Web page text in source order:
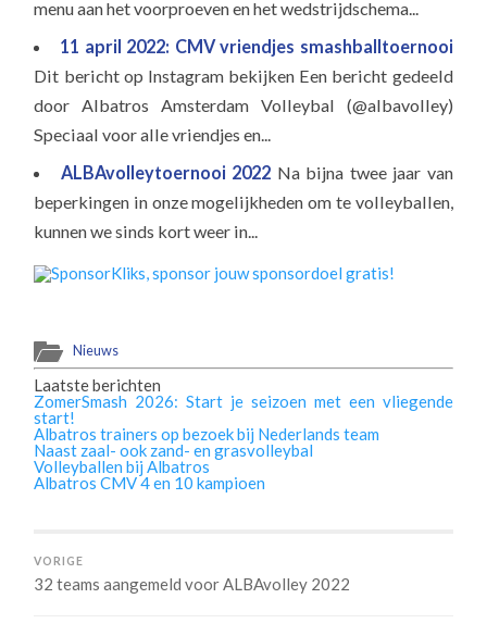
menu aan het voorproeven en het wedstrijdschema...
11 april 2022: CMV vriendjes smashballtoernooi
Dit bericht op Instagram bekijken Een bericht gedeeld
door Albatros Amsterdam Volleybal (@albavolley)
Speciaal voor alle vriendjes en...
ALBAvolleytoernooi 2022 Na bijna twee jaar van
beperkingen in onze mogelijkheden om te volleyballen,
kunnen we sinds kort weer in...
Nieuws
Laatste berichten
ZomerSmash 2026: Start je seizoen met een vliegende
start!
Albatros trainers op bezoek bij Nederlands team
Naast zaal- ook zand- en grasvolleybal
Volleyballen bij Albatros
Albatros CMV 4 en 10 kampioen
VORIGE
32 teams aangemeld voor ALBAvolley 2022